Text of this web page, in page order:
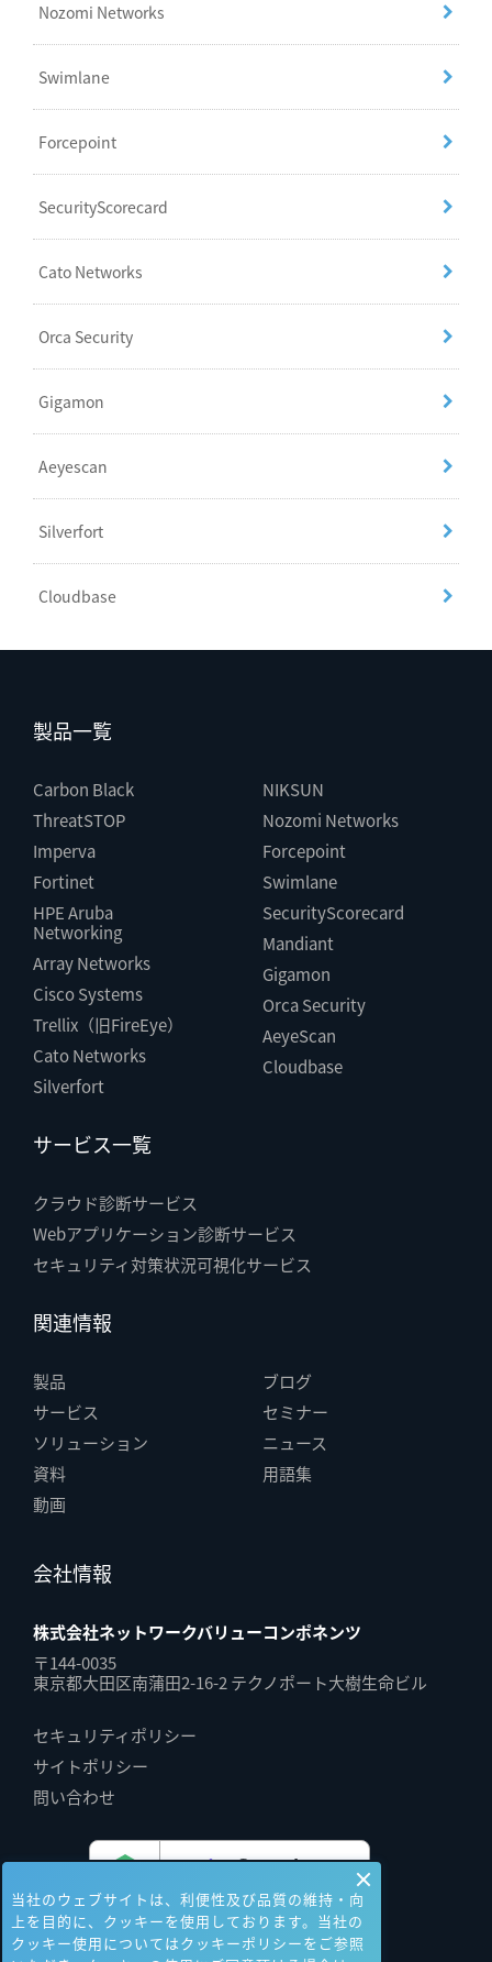
Nozomi Networks
Swimlane
Forcepoint
SecurityScorecard
Cato Networks
Orca Security
Gigamon
Aeyescan
Silverfort
Cloudbase
製品一覧
Carbon Black
ThreatSTOP
Imperva
Fortinet
HPE Aruba
Networking
Array Networks
Cisco Systems
Trellix（旧FireEye）
Cato Networks
Silverfort
NIKSUN
Nozomi Networks
Forcepoint
Swimlane
SecurityScorecard
Mandiant
Gigamon
Orca Security
AeyeScan
Cloudbase
サービス一覧
クラウド診断サービス
Webアプリケーション診断サービス
セキュリティ対策状況可視化サービス
関連情報
製品
サービス
ソリューション
資料
動画
ブログ
セミナー
ニュース
用語集
会社情報
株式会社ネットワークバリューコンポネンツ
〒144-0035
東京都大田区南蒲田2-16-2 テクノポート大樹生命ビル
セキュリティポリシー
サイトポリシー
問い合わせ
当社のウェブサイトは、利便性及び品質の維持・向
上を目的に、クッキーを使用しております。当社の
クッキー使用についてはクッキーポリシーをご参照